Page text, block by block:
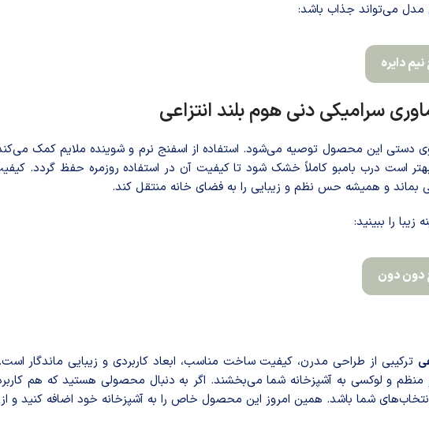
مدل می‌تواند جذاب باشد:
دایره
سرامیکی دنی هوم بلند انتزاعی
دستی این محصول توصیه می‌شود. استفاده از اسفنج نرم و شوینده ملایم کمک
است درب بامبو کاملاً خشک شود تا کیفیت آن در استفاده روزمره حفظ گردد.
بماند و همیشه حس نظم و زیبایی را به فضای خانه منتقل کند.
را ببینید:
دون دون
ترکیبی از طراحی مدرن، کیفیت ساخت مناسب، ابعاد کاربردی و زیبایی ماندگار
منظم و لوکسی به آشپزخانه شما می‌بخشند. اگر به دنبال محصولی هستید که هم کاربرد
شما باشد. همین امروز این محصول خاص را به آشپزخانه خود اضافه کنید و